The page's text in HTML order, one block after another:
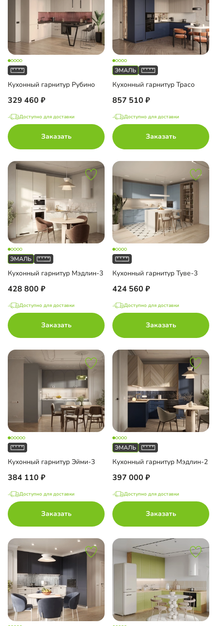
Кухонный гарнитур Рубино
329 460
Доступно для доставки
Заказать
Кухонный гарнитур Трасо
857 510
Доступно для доставки
Заказать
Кухонный гарнитур Мэдлин-3
428 800
Доступно для доставки
Заказать
Кухонный гарнитур Туве-3
424 560
Доступно для доставки
Заказать
Кухонный гарнитур Эйми-3
384 110
Доступно для доставки
Заказать
Кухонный гарнитур Мэдлин-2
397 000
Доступно для доставки
Заказать